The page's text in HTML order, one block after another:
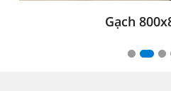
Gạch 600